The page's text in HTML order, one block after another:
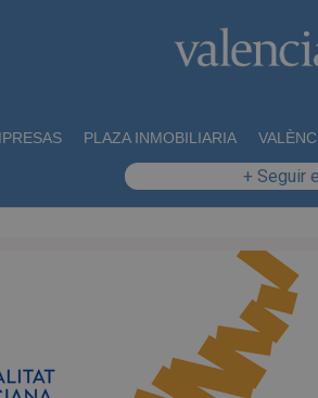
PLAZA INMOBILIARIA
+ Seguir